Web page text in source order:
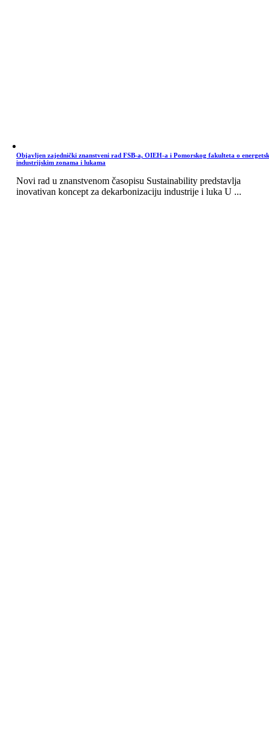
Objavljen zajednički znanstveni rad FSB-a, OIEH-a i Pomorskog fakulteta o
industrijskim zonama i lukama
Novi rad u znanstvenom časopisu Sustainability predstavlja
inovativan koncept za dekarbonizaciju industrije i luka U ...